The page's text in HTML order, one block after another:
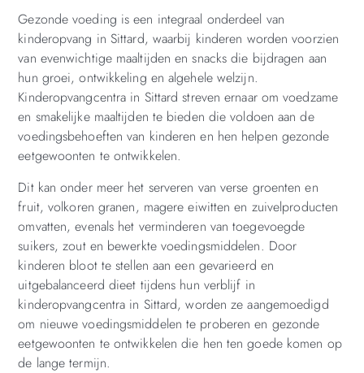
Gezonde voeding is een integraal onderdeel van
kinderopvang in Sittard, waarbij kinderen worden voorzien
van evenwichtige maaltijden en snacks die bijdragen aan
hun groei, ontwikkeling en algehele welzijn.
Kinderopvangcentra in Sittard streven ernaar om voedzame
en smakelijke maaltijden te bieden die voldoen aan de
voedingsbehoeften van kinderen en hen helpen gezonde
eetgewoonten te ontwikkelen.
Dit kan onder meer het serveren van verse groenten en
fruit, volkoren granen, magere eiwitten en zuivelproducten
omvatten, evenals het verminderen van toegevoegde
suikers, zout en bewerkte voedingsmiddelen. Door
kinderen bloot te stellen aan een gevarieerd en
uitgebalanceerd dieet tijdens hun verblijf in
kinderopvangcentra in Sittard, worden ze aangemoedigd
om nieuwe voedingsmiddelen te proberen en gezonde
eetgewoonten te ontwikkelen die hen ten goede komen op
de lange termijn.